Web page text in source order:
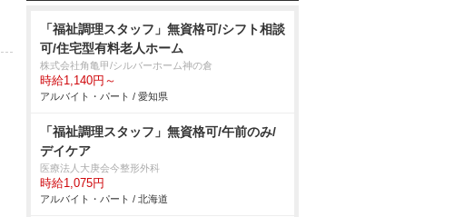
「福祉調理スタッフ」無資格可/シフト相談
可/住宅型有料老人ホーム
株式会社角亀甲/シルバーホーム神の倉
時給1,140円～
アルバイト・パート / 愛知県
「福祉調理スタッフ」無資格可/午前のみ/
デイケア
医療法人大庚会今整形外科
時給1,075円
アルバイト・パート / 北海道